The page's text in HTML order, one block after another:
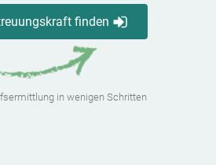
finden
in wenigen Schritten